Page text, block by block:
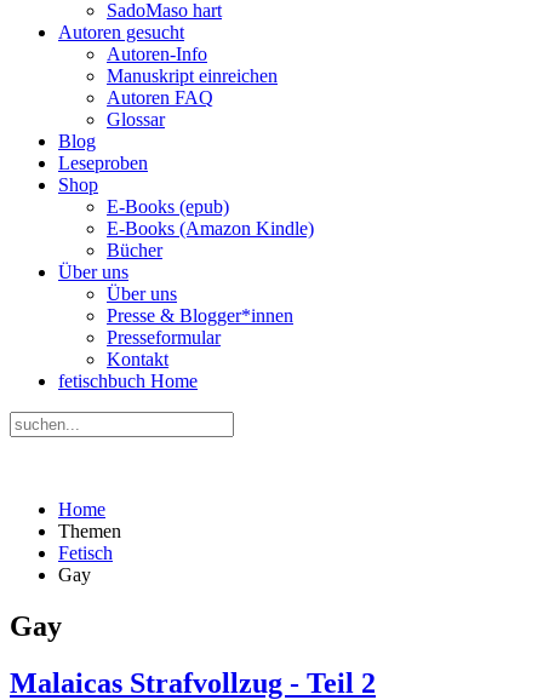
SadoMaso hart
Autoren gesucht
Autoren-Info
Manuskript einreichen
Autoren FAQ
Glossar
Blog
Leseproben
Shop
E-Books (epub)
E-Books (Amazon Kindle)
Bücher
Über uns
Über uns
Presse & Blogger*innen
Presseformular
Kontakt
fetischbuch Home
Home
Themen
Fetisch
Gay
Gay
Malaicas Strafvollzug - Teil 2